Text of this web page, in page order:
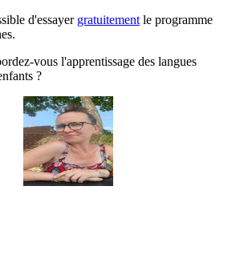
d'essayer gratuitement le programme
vous l'apprentissage des langues
?